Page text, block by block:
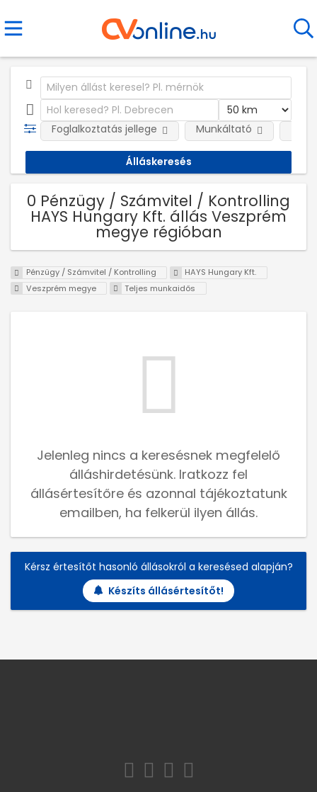
Foglalkoztatás jellege Munkáltató
0 Pénzügy / Számvitel / Kontrolling
HAYS Hungary Kft. állás Veszprém
megye régióban
Pénzügy / Számvitel / Kontrolling
HAYS Hungary Kft.
Veszprém megye
Teljes munkaidős
Jelenleg nincs a keresésnek megfelelő
álláshirdetésünk. Iratkozz fel
állásértesítőre és azonnal tájékoztatunk
emailben, ha felkerül ilyen állás.
Kérsz értesítőt hasonló állásokról a keresésed alapján?
Készíts állásértesítőt!